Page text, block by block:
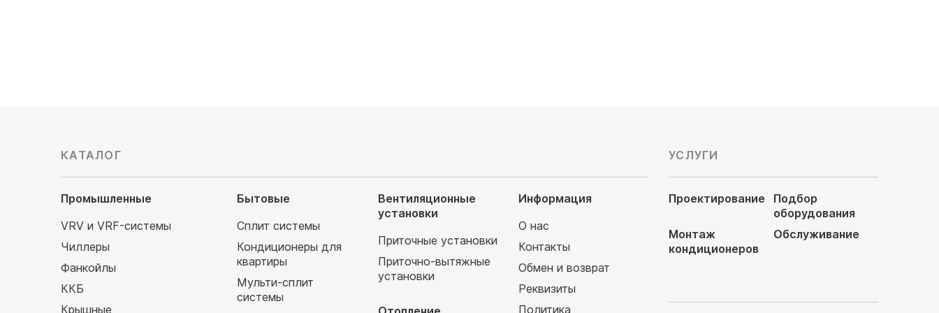
КАТАЛОГ
Промышленные
VRV и VRF-системы
Чиллеры
Фанкойлы
ККБ
Крышные
Бытовые
Сплит системы
Кондиционеры для
квартиры
Мульти-сплит
системы
Вентиляционные
установки
Приточные установки
Приточно-вытяжные
установки
Информация
О нас
Контакты
Обмен и возврат
Реквизиты
Политика
УСЛУГИ
Проектирование
Подбор
оборудования
Монтаж
кондиционеров
Обслуживание